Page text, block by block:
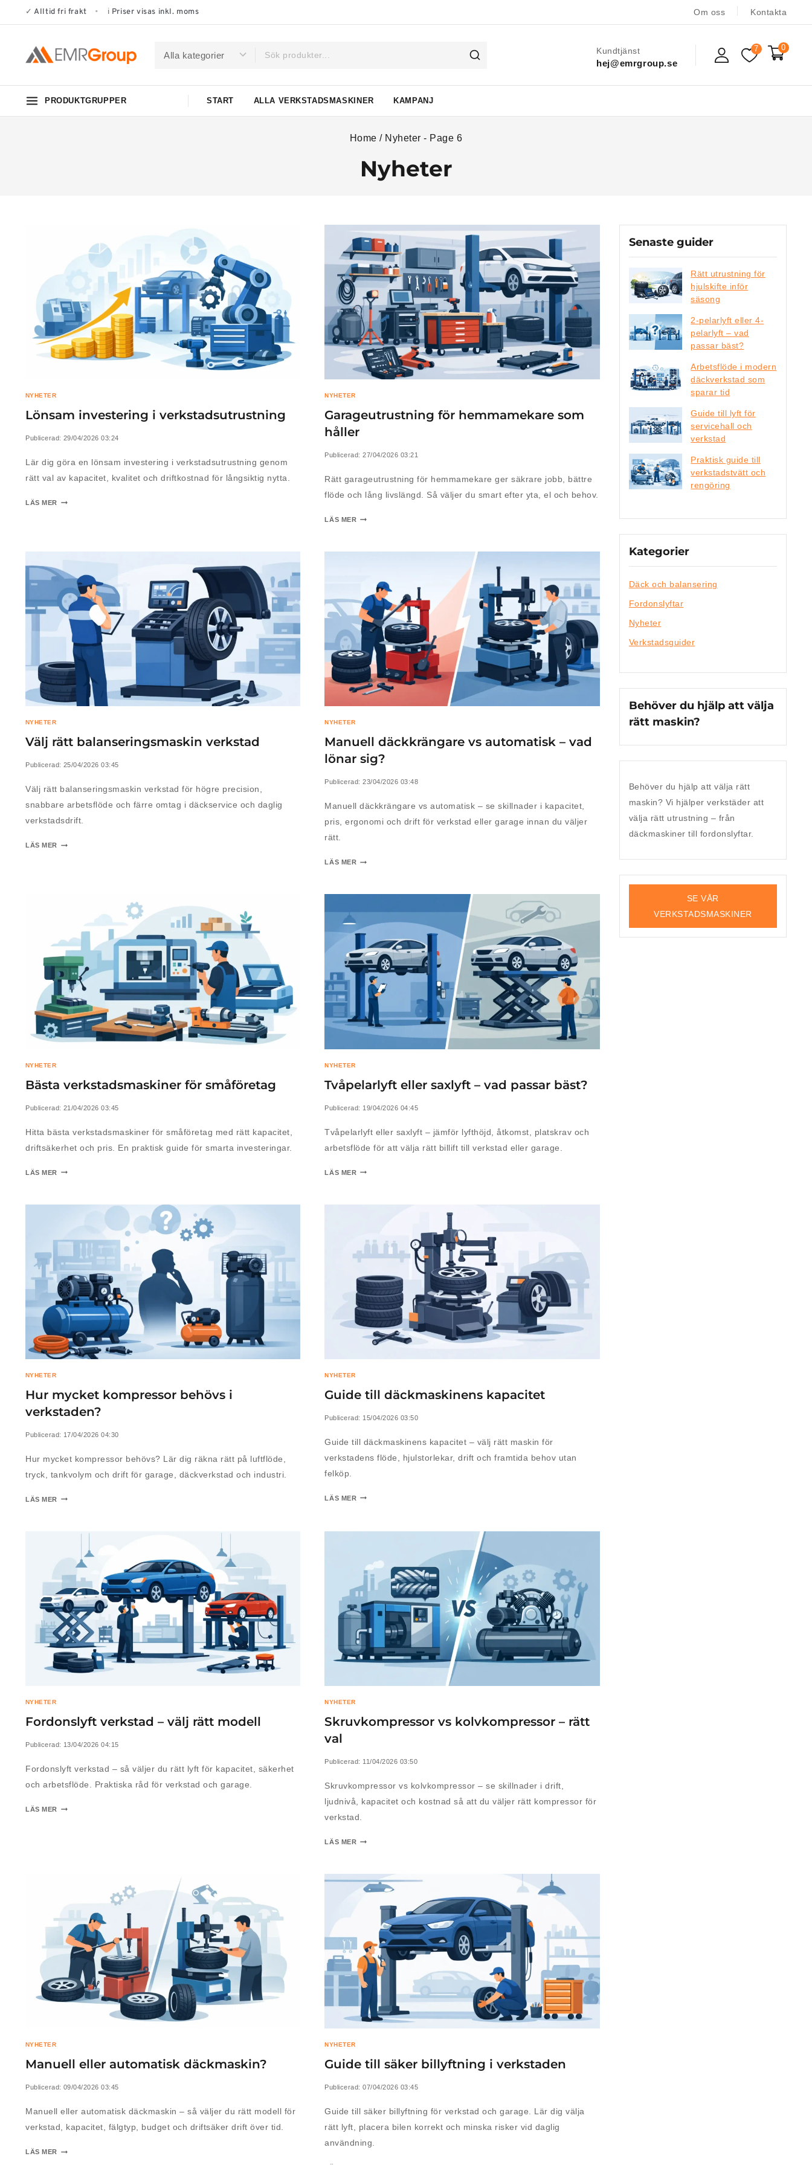
✓ Alltid fri frakt • ℹ Priser visas inkl. moms Om oss Kontakta
Kundtjänst
hej@emrgroup.se
7 0
PRODUKTGRUPPER START ALLA VERKSTADSMASKINER KAMPANJ
Home / Nyheter - Page 6
Nyheter
NYHETER
Lönsam investering i verkstadsutrustning
Publicerad: 29/04/2026 03:24
Lär dig göra en lönsam investering i verkstadsutrustning genom
rätt val av kapacitet, kvalitet och driftkostnad för långsiktig nytta.
LÄS MER
NYHETER
Garageutrustning för hemmamekare som
håller
Publicerad: 27/04/2026 03:21
Rätt garageutrustning för hemmamekare ger säkrare jobb, bättre
flöde och lång livslängd. Så väljer du smart efter yta, el och behov.
LÄS MER
NYHETER
Välj rätt balanseringsmaskin verkstad
Publicerad: 25/04/2026 03:45
Välj rätt balanseringsmaskin verkstad för högre precision,
snabbare arbetsflöde och färre omtag i däckservice och daglig
verkstadsdrift.
LÄS MER
NYHETER
Manuell däckkrängare vs automatisk – vad
lönar sig?
Publicerad: 23/04/2026 03:48
Manuell däckkrängare vs automatisk – se skillnader i kapacitet,
pris, ergonomi och drift för verkstad eller garage innan du väljer
rätt.
LÄS MER
NYHETER
Bästa verkstadsmaskiner för småföretag
Publicerad: 21/04/2026 03:45
Hitta bästa verkstadsmaskiner för småföretag med rätt kapacitet,
driftsäkerhet och pris. En praktisk guide för smarta investeringar.
LÄS MER
NYHETER
Tvåpelarlyft eller saxlyft – vad passar bäst?
Publicerad: 19/04/2026 04:45
Tvåpelarlyft eller saxlyft – jämför lyfthöjd, åtkomst, platskrav och
arbetsflöde för att välja rätt billift till verkstad eller garage.
LÄS MER
NYHETER
Hur mycket kompressor behövs i
verkstaden?
Publicerad: 17/04/2026 04:30
Hur mycket kompressor behövs? Lär dig räkna rätt på luftflöde,
tryck, tankvolym och drift för garage, däckverkstad och industri.
LÄS MER
NYHETER
Guide till däckmaskinens kapacitet
Publicerad: 15/04/2026 03:50
Guide till däckmaskinens kapacitet – välj rätt maskin för
verkstadens flöde, hjulstorlekar, drift och framtida behov utan
felköp.
LÄS MER
NYHETER
Fordonslyft verkstad – välj rätt modell
Publicerad: 13/04/2026 04:15
Fordonslyft verkstad – så väljer du rätt lyft för kapacitet, säkerhet
och arbetsflöde. Praktiska råd för verkstad och garage.
LÄS MER
NYHETER
Skruvkompressor vs kolvkompressor – rätt
val
Publicerad: 11/04/2026 03:50
Skruvkompressor vs kolvkompressor – se skillnader i drift,
ljudnivå, kapacitet och kostnad så att du väljer rätt kompressor för
verkstad.
LÄS MER
NYHETER
Manuell eller automatisk däckmaskin?
Publicerad: 09/04/2026 03:45
Manuell eller automatisk däckmaskin – så väljer du rätt modell för
verkstad, kapacitet, fälgtyp, budget och driftsäker drift över tid.
LÄS MER
NYHETER
Guide till säker billyftning i verkstaden
Publicerad: 07/04/2026 03:45
Guide till säker billyftning för verkstad och garage. Lär dig välja
rätt lyft, placera bilen korrekt och minska risker vid daglig
användning.
Senaste guider
Rätt utrustning för
hjulskifte inför
säsong
2-pelarlyft eller 4-
pelarlyft – vad
passar bäst?
Arbetsflöde i modern
däckverkstad som
sparar tid
Guide till lyft för
servicehall och
verkstad
Praktisk guide till
verkstadstvätt och
rengöring
Kategorier
Däck och balansering
Fordonslyftar
Nyheter
Verkstadsguider
Behöver du hjälp att välja
rätt maskin?
Behöver du hjälp att välja rätt
maskin? Vi hjälper verkstäder att
välja rätt utrustning – från
däckmaskiner till fordonslyftar.
SE VÅR
VERKSTADSMASKINER